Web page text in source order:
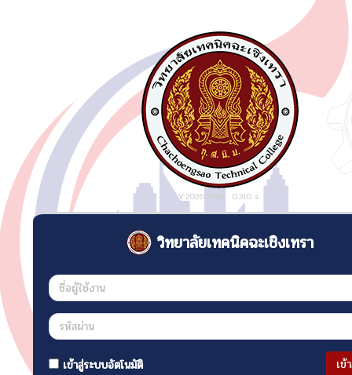
V:20260048 : 0.310 s.
วิทยาลัยเทคนิคฉะเชิงเทรา
เข้าสู่ระบบอัตโนมัติ เข้